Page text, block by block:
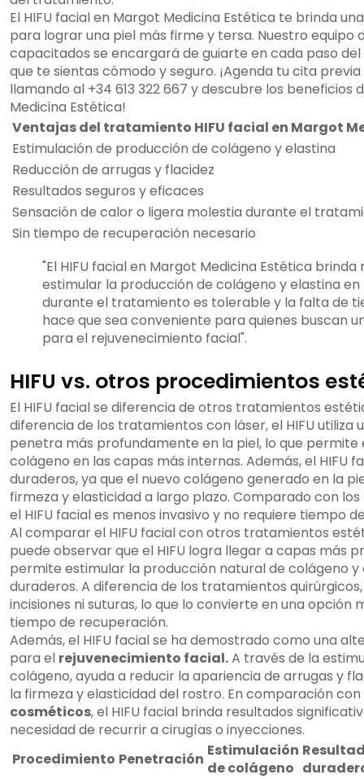
El HIFU facial en Margot Medicina Estética te brinda
para lograr una piel más firme y tersa. Nuestro
capacitados se encargará de guiarte en cada paso
que te sientas cómodo y seguro. ¡Agenda tu cita
llamando al +34 613 322 667 y descubre los beneficios
Medicina Estética!
Ventajas del tratamiento HIFU facial en Margot
Estimulación de producción de colágeno y elastina
Reducción de arrugas y flacidez
Resultados seguros y eficaces
Sensación de calor o ligera molestia durante el
Sin tiempo de recuperación necesario
"El HIFU facial en Margot Medicina Estética
estimular la producción de colágeno y elastina en
durante el tratamiento es tolerable y la falta de
hace que sea conveniente para quienes buscan
para el rejuvenecimiento facial".
HIFU vs. otros procedimientos
El HIFU facial se diferencia de otros tratamientos
diferencia de los tratamientos con láser, el HIFU utiliza
penetra más profundamente en la piel, lo que
colágeno en las capas más internas. Además, el HIFU
duraderos, ya que el nuevo colágeno generado en la
firmeza y elasticidad a largo plazo. Comparado con
el HIFU facial es menos invasivo y no requiere tiempo
Al comparar el HIFU facial con otros tratamientos
puede observar que el HIFU logra llegar a capas más
permite estimular la producción natural de colágeno
duraderos. A diferencia de los tratamientos
incisiones ni suturas, lo que lo convierte en una opción
tiempo de recuperación.
Además, el HIFU facial se ha demostrado como una
para el rejuvenecimiento facial.A través de la
colágeno, ayuda a reducir la apariencia de arrugas y
la firmeza y elasticidad del rostro. En comparación
cosméticos, el HIFU facial brinda resultados
necesidad de recurrir a cirugías o inyecciones.
Procedimiento Penetración Estimulación
de colágeno